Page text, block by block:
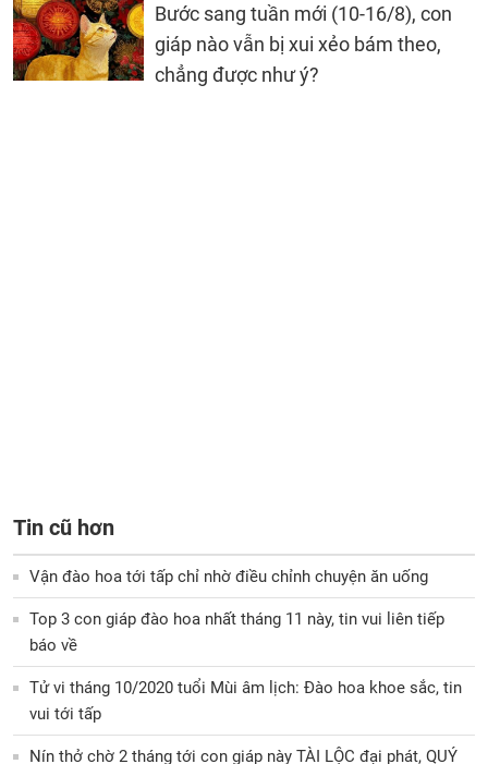
Bước sang tuần mới (10-16/8), con
giáp nào vẫn bị xui xẻo bám theo,
chẳng được như ý?
Tin cũ hơn
Vận đào hoa tới tấp chỉ nhờ điều chỉnh chuyện ăn uống
Top 3 con giáp đào hoa nhất tháng 11 này, tin vui liên tiếp
báo về
Tử vi tháng 10/2020 tuổi Mùi âm lịch: Đào hoa khoe sắc, tin
vui tới tấp
Nín thở chờ 2 tháng tới con giáp này TÀI LỘC đại phát, QUÝ